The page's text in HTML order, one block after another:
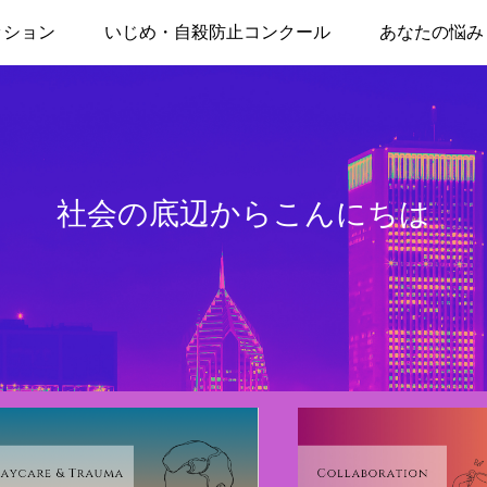
社会の底辺からこんにちは
ョン いじめ・自殺防止コンクール あなたの悩